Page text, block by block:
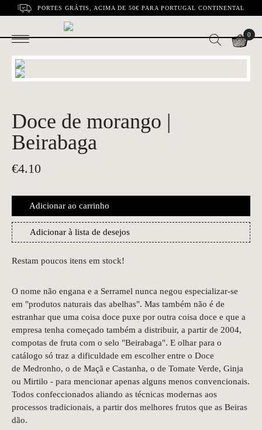
PORTES GRÁTIS, ACIMA DE 50€ PARA PORTUGAL CONTINENTAL
0
Doce de morango |
Beirabaga
€4.10
Adicionar ao carrinho
Adicionar à lista de desejos
Restam poucos itens em stock!
O nome não engana e a Serramel nunca negou especializar-se
em "produtos naturais das abelhas". Mas também não é de
estranhar que uma coisa doce puxe por outra coisa doce e que a
empresa tenha começado também a distribuir, a partir de 2004,
compotas de fruta com o selo "Beirabaga". E olhar para o
catálogo só traz a dificuldade em escolher entre o Doce
de Medronho, o de Maçã e Castanha, o de Tomate Verde, Ginja
ou Mirtilo - para mencionar apenas alguns menos convencionais.
Todos confeccionados aliando as técnicas modernas aos
processos tradicionais, a partir dos melhores frutos que as Beiras
dão.